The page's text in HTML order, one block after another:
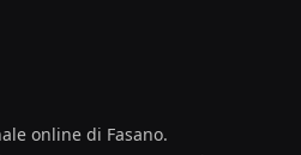
online di Fasano.